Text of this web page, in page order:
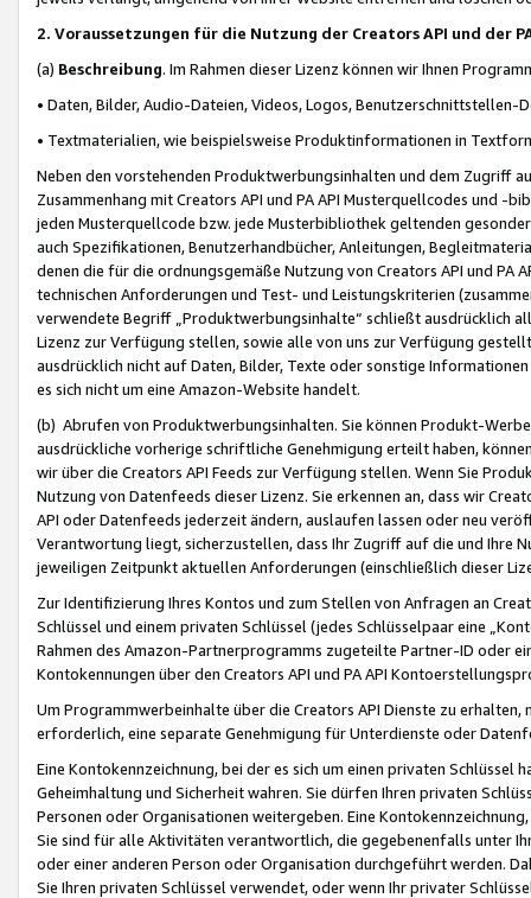
2. Voraussetzungen für die Nutzung der Creators API und der
(a) Beschreibung. Im Rahmen dieser Lizenz können wir Ihnen
• Daten, Bilder, Audio-Dateien, Videos, Logos, Benutzerschnittstellen-
• Textmaterialien, wie beispielsweise Produktinformationen in
Neben den vorstehenden Produktwerbungsinhalten und dem Zugriff
Zusammenhang mit Creators API und PA API Musterquellcodes und
jeden Musterquellcode bzw. jede Musterbibliothek geltenden
auch Spezifikationen, Benutzerhandbücher, Anleitungen,
denen die für die ordnungsgemäße Nutzung von Creators API und PA
technischen Anforderungen und Test- und Leistungskriterien
verwendete Begriff „Produktwerbungsinhalte“ schließt ausdrücklich
Lizenz zur Verfügung stellen, sowie alle von uns zur Verfügung
ausdrücklich nicht auf Daten, Bilder, Texte oder sonstige
es sich nicht um eine Amazon-Website handelt.
(b) Abrufen von Produktwerbungsinhalten. Sie können Produkt-
ausdrückliche vorherige schriftliche Genehmigung erteilt haben,
wir über die Creators API Feeds zur Verfügung stellen. Wenn Sie
Nutzung von Datenfeeds dieser Lizenz. Sie erkennen an, dass wir
API oder Datenfeeds jederzeit ändern, auslaufen lassen oder neu
Verantwortung liegt, sicherzustellen, dass Ihr Zugriff auf die und Ihre
jeweiligen Zeitpunkt aktuellen Anforderungen (einschließlich dieser
Zur Identifizierung Ihres Kontos und zum Stellen von Anfragen an
Schlüssel und einem privaten Schlüssel (jedes Schlüsselpaar eine
Rahmen des Amazon-Partnerprogramms zugeteilte Partner-ID oder
Kontokennungen über den Creators API und PA API
Um Programmwerbeinhalte über die Creators API Dienste zu
erforderlich, eine separate Genehmigung für Unterdienste oder
Eine Kontokennzeichnung, bei der es sich um einen privaten
Geheimhaltung und Sicherheit wahren. Sie dürfen Ihren privaten
Personen oder Organisationen weitergeben. Eine
Sie sind für alle Aktivitäten verantwortlich, die gegebenenfalls unter
oder einer anderen Person oder Organisation durchgeführt werden.
Sie Ihren privaten Schlüssel verwendet, oder wenn Ihr privater